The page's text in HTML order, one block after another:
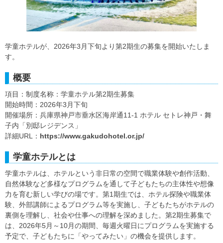
学童ホテルが、2026年3月下旬より第2期生の募集を開始いたしま
す。
概要
項目：制度名称：学童ホテル第2期生募集
開始時間：2026年3月下旬
開催場所：兵庫県神戸市垂水区海岸通11-1 ホテル セトレ神戸・舞
子内「別邸レジデンス」
詳細URL： https://www.gakudohotel.or.jp/
学童ホテルとは
学童ホテルは、ホテルという非日常の空間で職業体験や創作活動、
自然体験など多様なプログラムを通して子どもたちの主体性や想像
力を育む新しい学びの場です。第1期生では、ホテル探険や職業体
験、外部講師によるプログラム等を実施し、子どもたちがホテルの
裏側を理解し、社会や仕事への理解を深めました。第2期生募集で
は、2026年5月～10月の期間、毎週火曜日にプログラムを実施する
予定で、子どもたちに「やってみたい」の機会を提供します。